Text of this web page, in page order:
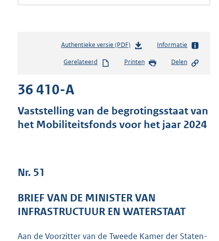
Authentieke versie (PDF)b
s
s
g
:
3
Informatie
Gerelateerd Printen Delen
36 410-A
Vaststelling van de begrotingsstaat van
het Mobiliteitsfonds voor het jaar 2024
Nr. 51
BRIEF VAN DE MINISTER VAN
INFRASTRUCTUUR EN WATERSTAAT
Aan de Voorzitter van de Tweede Kamer der Staten-